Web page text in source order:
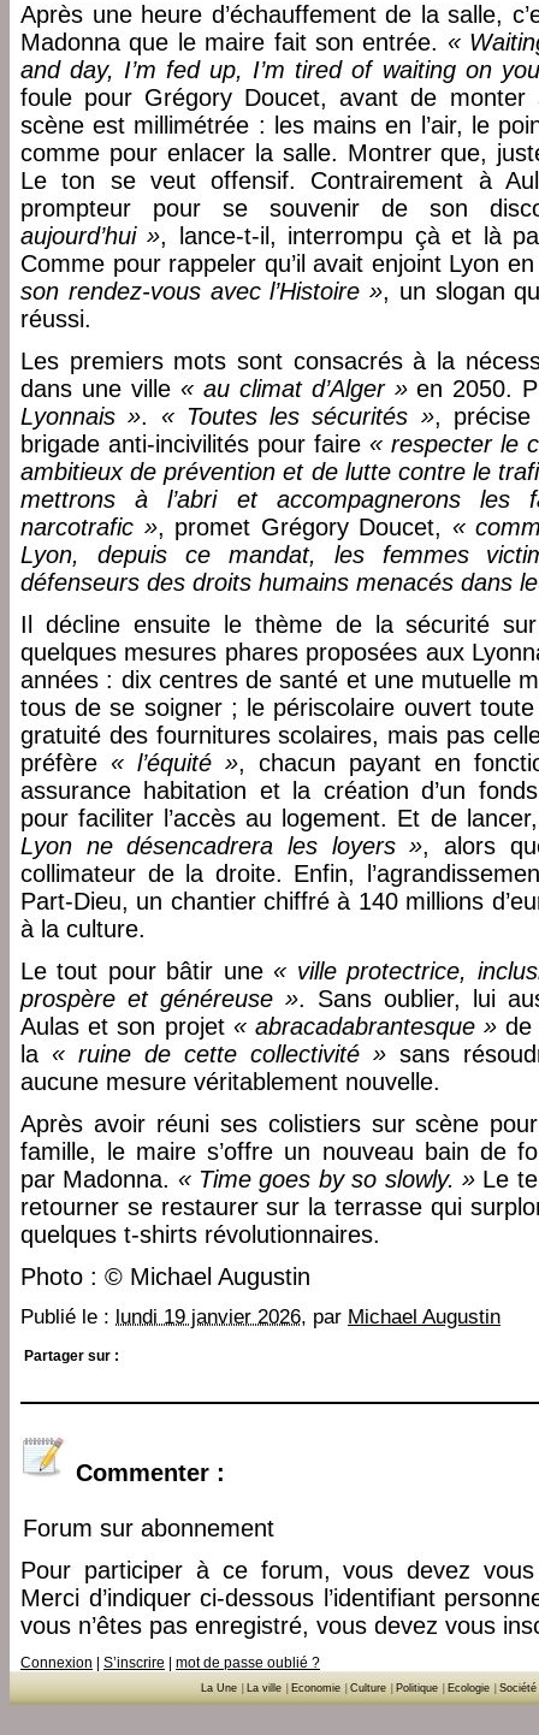
Après une heure d’échauffement de la salle,
Madonna que le maire fait son entrée. «
and day, I’m fed up, I’m tired of waiting on
foule pour Grégory Doucet, avant de monter
scène est millimétrée : les mains en l’air, le
comme pour enlacer la salle. Montrer que,
Le ton se veut offensif. Contrairement à
prompteur pour se souvenir de son
aujourd’hui », lance-t-il, interrompu çà et là
Comme pour rappeler qu’il avait enjoint Lyon
son rendez-vous avec l’Histoire », un slogan
réussi.
Les premiers mots sont consacrés à la
dans une ville « au climat d’Alger »en 2050.
Lyonnais ». « Toutes les sécurités »,
brigade anti-incivilités pour faire « respecter le
ambitieux de prévention et de lutte contre le
mettrons à l’abri et accompagnerons les
narcotrafic », promet Grégory Doucet, «
Lyon, depuis ce mandat, les femmes
défenseurs des droits humains menacés dans
Il décline ensuite le thème de la sécurité
quelques mesures phares proposées aux
années : dix centres de santé et une mutuelle
tous de se soigner ; le périscolaire ouvert
gratuité des fournitures scolaires, mais pas
préfère « l’équité », chacun payant en
assurance habitation et la création d’un
pour faciliter l’accès au logement. Et de
Lyon ne désencadrera les loyers », alors
collimateur de la droite. Enfin,
Part-Dieu, un chantier chiffré à 140 millions
à la culture.
Le tout pour bâtir une« ville protectrice,
prospère et généreuse ». Sans oublier, lui
Aulas et son projet « abracadabrantesque » de
la « ruine de cette collectivité » sans
aucune mesure véritablement nouvelle.
Après avoir réuni ses colistiers sur scène
famille, le maire s’offre un nouveau bain de
par Madonna. « Time goes by so slowly. »Le
retourner se restaurer sur la terrasse qui
quelques t-shirts révolutionnaires.
Photo : © Michael Augustin
Publié le : lundi 19 janvier 2026, par Michael Augustin
Partager sur :
Commenter :
Forum sur abonnement
Pour participer à ce forum, vous devez
Merci d’indiquer ci-dessous l’identifiant
vous n’êtes pas enregistré, vous devez vous
Connexion S’inscrire mot de passe oublié ?
La Une La ville Economie Culture Politique Ecologie Société